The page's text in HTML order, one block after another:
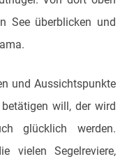
See überblicken und
und Aussichtspunkte
will, der wird
glücklich werden.
vielen Segelreviere,